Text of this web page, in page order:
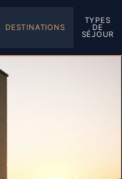
DESTINATIONS
TYPES
DE
SÉJOUR